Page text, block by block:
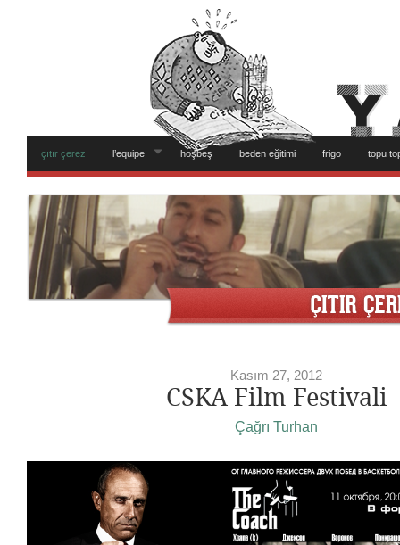
çıtır çerez l’equipe hoşbeş beden eğitimi frigo topu
Kasım 27, 2012
CSKA Film Festivali
Çağrı Turhan